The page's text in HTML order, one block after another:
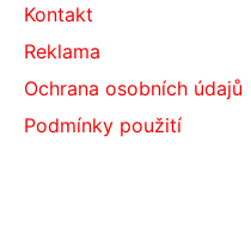
Kontakt
Reklama
Ochrana osobních údajů
Podmínky použití